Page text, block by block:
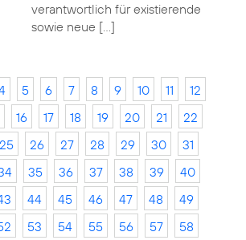
verantwortlich für existierende
sowie neue […]
5 6 7 8 9 10 11
12
16 17 18 19 20 21
22
25 26 27 28 29 30
31
35 36 37 38 39
40
44 45 46 47 48
49
53 54 55 56 57
58